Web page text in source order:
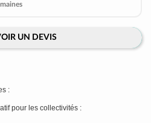
UN DEVIS
:
pour les collectivités :